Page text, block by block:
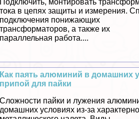
тока в цепях защиты и измерения.
подключения понижающих
трaнcформаторов, а также их
параллельная работа....
Как паять алюминий в домашних
припой для пайки
Сложности пайки и лужения
домашних условиях из-за